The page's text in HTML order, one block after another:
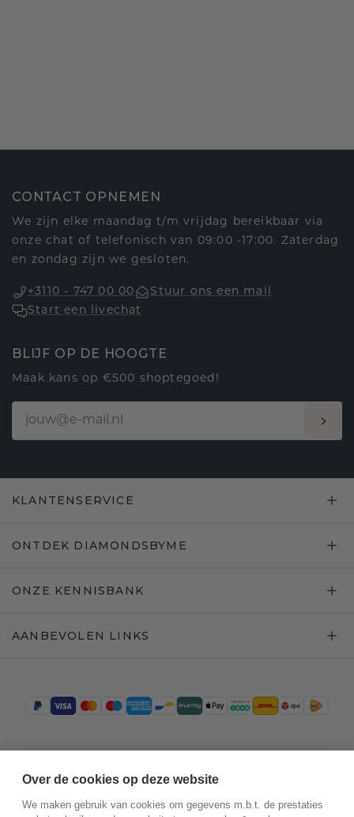
CONTACT OPNEMEN
We zijn elke maandag t/m vrijdag bereikbaar via
onze chat of telefonisch van 09:00 -17:00. Zaterdag
en zondag zijn we gesloten.
+3110 - 747 00 00
Stuur ons een mail
Start een livechat
BLIJF OP DE HOOGTE
Maak kans op €500 shoptegoed!
KLANTENSERVICE
ONTDEK DIAMONDSBYME
ONZE KENNISBANK
AANBEVOLEN LINKS
Over de cookies op deze website
We maken gebruik van cookies om gegevens m.b.t. de prestaties